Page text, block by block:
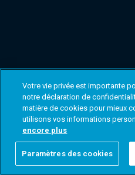
Votre vie privée est importante
notre déclaration de
matière de cookies pour mieux
utilisons vos informations
encore plus
Paramètres des cookies